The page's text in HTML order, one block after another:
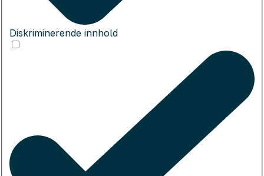
Diskriminerende innhold